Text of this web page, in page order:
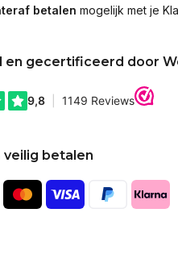
betalen mogelijk met je
en gecertificeerd door
veilig betalen